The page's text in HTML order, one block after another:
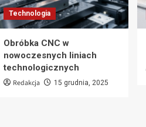
Technologia
Obróbka CNC w
nowoczesnych liniach
technologicznych
Redakcja 15 grudnia, 2025